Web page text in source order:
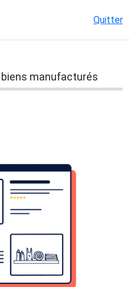
Quitter
manufacturés